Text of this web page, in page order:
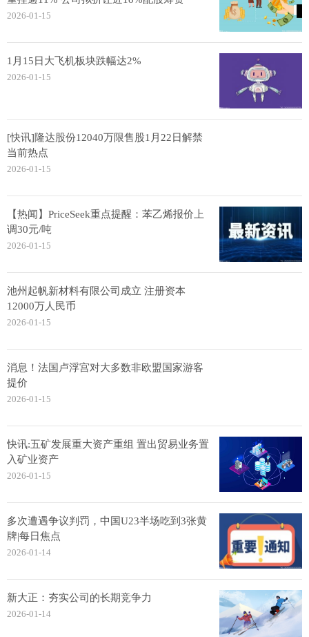
2026-01-15
1月15日大飞机板块跌幅达2%
2026-01-15
[快讯]隆达股份12040万限售股1月22日解禁
当前热点
2026-01-15
【热闻】PriceSeek重点提醒：苯乙烯报价上
调30元/吨
2026-01-15
池州起帆新材料有限公司成立 注册资本
12000万人民币
2026-01-15
消息！法国卢浮宫对大多数非欧盟国家游客
提价
2026-01-15
快讯:五矿发展重大资产重组 置出贸易业务置
入矿业资产
2026-01-15
多次遭遇争议判罚，中国U23半场吃到3张黄
牌|每日焦点
2026-01-14
新大正：夯实公司的长期竞争力
2026-01-14